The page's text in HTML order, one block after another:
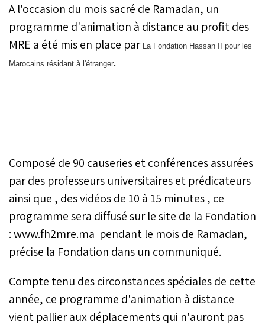
A l'occasion du mois sacré de Ramadan, un
programme d'animation à distance au profit des
MRE a été mis en place par
La Fondation Hassan II pour les
Marocains résidant à l'étranger.
Composé de 90 causeries et conférences assurées
par des professeurs universitaires et prédicateurs
ainsi que , des vidéos de 10 à 15 minutes , ce
programme sera diffusé sur le site de la Fondation
: www.fh2mre.ma pendant le mois de Ramadan,
précise la Fondation dans un communiqué.
Compte tenu des circonstances spéciales de cette
année, ce programme d'animation à distance
vient pallier aux déplacements qui n'auront pas